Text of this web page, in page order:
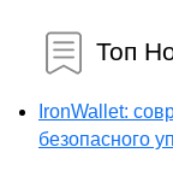
Топ
IronWallet:
безопасного